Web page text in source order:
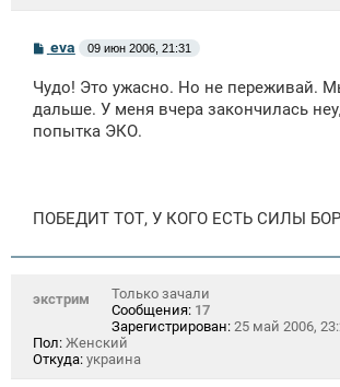
С
о
б
щ
н
eva 09 июн 2006, 21:31
Чудо! Это ужасно. Но не переживай.
дальше. У меня вчера закончилась
попытка ЭКО.
ПОБЕДИТ ТОТ, У КОГО ЕСТЬ СИЛЫ
экстрим
Только зачали
Сообщения: 17
Зарегистрирован: 25 май 2006,
Пол: Женский
Откуда: украина